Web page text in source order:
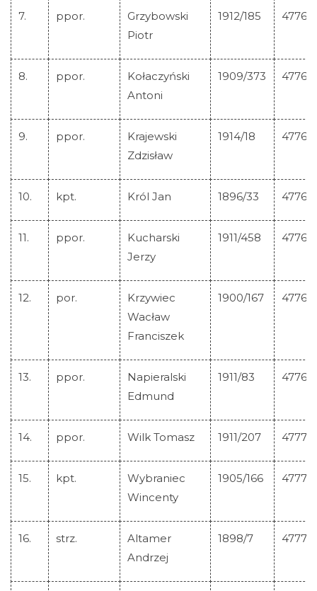
Strona główna
Historia Krzyża
Lista Krzyży M.C.
Aktualności
Szukaj
Kontakt
7. ppor.
Grzybowski
Piotr
1912/185 47763
8. ppor.
Kołaczyński
Antoni
1909/373 47764
9. ppor.
Krajewski
Zdzisław
1914/18 47765
10. kpt. Król Jan 1896/33 47766
11. ppor.
Kucharski
Jerzy
1911/458 47767
12. por.
Krzywiec
Wacław
Franciszek
1900/167 47768
13. ppor.
Napieralski
Edmund
1911/83 47769
14. ppor. Wilk Tomasz 1911/207 47770
15. kpt.
Wybraniec
Wincenty
1905/166 47771
16. strz.
Altamer
Andrzej
1898/7 47772